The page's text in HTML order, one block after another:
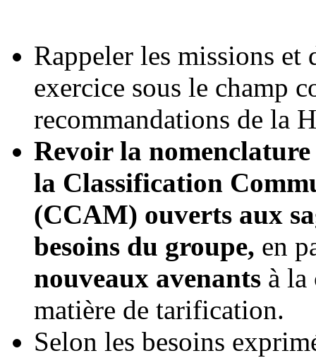
Rappeler les missions et
exercice sous le champ
recommandations de la
Revoir la nomenclature
la Classification
(CCAM) ouverts aux
besoins du groupe, en
nouveaux avenants à la
matière de tarification.
Selon les besoins